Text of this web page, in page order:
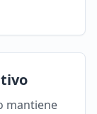
mantiene